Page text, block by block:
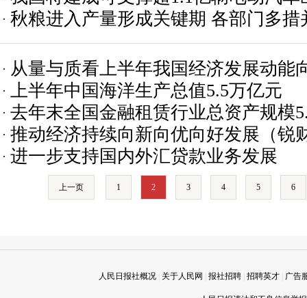
施网络
秋粮进入产量形成关键期 各部门多措
从量与质看上半年我国经济发展动能
上半年中国海洋生产总值5.5万亿元
去年末全国金融租赁行业总资产规模
推动经济持续向新向优向好发展（锐
⑯）
进一步支持国内外汇贷款业务发展
上一页 1 2 3 4 5 6
人民日报社概况 关于人民网 报社招聘 招聘英才 广告